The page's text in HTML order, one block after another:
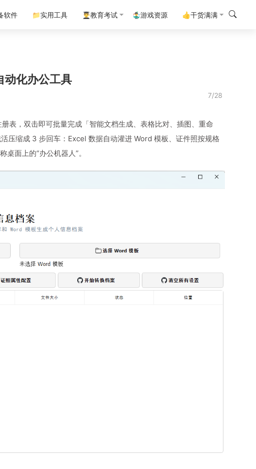
软件 📁实用工具 👨‍🎓教育考试 🤹‍♂️游戏资源 👍干货满满
化办公工具
7/28
表，双击即可批量完成「智能文档生成、表格比对、插图、重命
压缩成 3 步回车：Excel 数据自动灌进 Word 模板、证件照按规格
面上的“办公机器人”。